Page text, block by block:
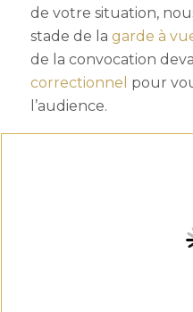
de votre situation,
stade de la garde à
de la convocation
correctionnel pour
l’audience.